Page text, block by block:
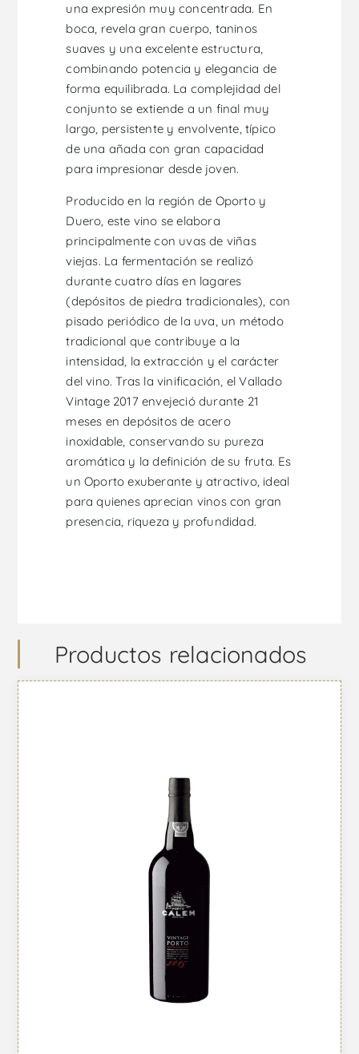
una expresión muy concentrada. En
boca, revela gran cuerpo, taninos
suaves y una excelente estructura,
combinando potencia y elegancia de
forma equilibrada. La complejidad del
conjunto se extiende a un final muy
largo, persistente y envolvente, típico
de una añada con gran capacidad
para impresionar desde joven.
Producido en la región de Oporto y
Duero, este vino se elabora
principalmente con uvas de viñas
viejas. La fermentación se realizó
durante cuatro días en lagares
(depósitos de piedra tradicionales), con
pisado periódico de la uva, un método
tradicional que contribuye a la
intensidad, la extracción y el carácter
del vino. Tras la vinificación, el Vallado
Vintage 2017 envejeció durante 21
meses en depósitos de acero
inoxidable, conservando su pureza
aromática y la definición de su fruta. Es
un Oporto exuberante y atractivo, ideal
para quienes aprecian vinos con gran
presencia, riqueza y profundidad.
Productos relacionados